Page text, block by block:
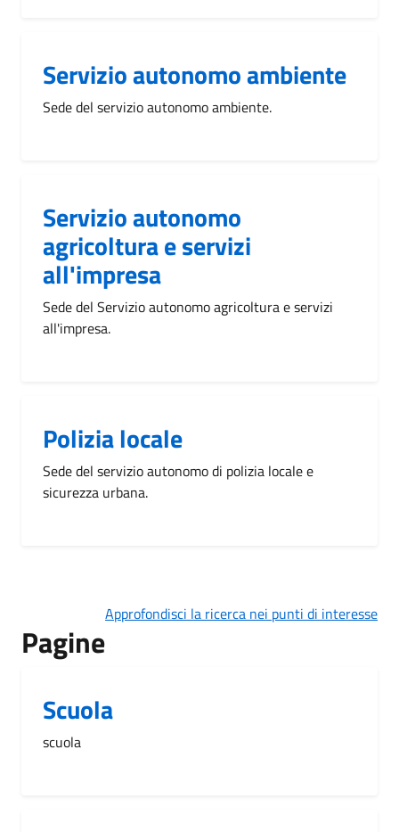
Servizio autonomo ambiente
Sede del servizio autonomo ambiente.
Servizio autonomo
agricoltura e servizi
all'impresa
Sede del Servizio autonomo agricoltura e servizi
all'impresa.
Polizia locale
Sede del servizio autonomo di polizia locale e
sicurezza urbana.
Approfondisci la ricerca nei punti di interesse
Pagine
Scuola
scuola